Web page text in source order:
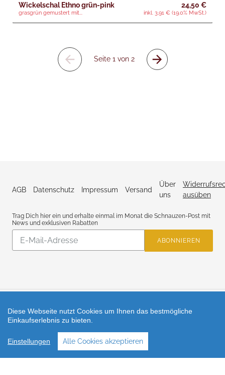
Wickelschal Ethno grün-pink
grasgrün gemustert mit...
24,50 €
inkl. 3,91 € (19.0% MwSt.)
Vorherige
Seite 1 von 2
Nächste
AGB Datenschutz Impressum Versand
Über
uns
ausüben
Trag Dich hier ein und erhalte einmal im Monat die Schnauzen-Post mit
News und exklusiven Rabatten
unsere
ABONNIEREN
Facebook
Instagram
Diese Webseite nutzt Cookies um Ihnen das bestmögliche
Einkaufserlebnis zu bieten.
Einstellungen Alle Cookies akzeptieren